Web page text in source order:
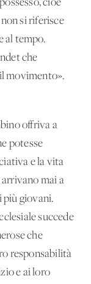
cioè
si riferisce
al tempo.
che
movimento».
offriva a
potesse
e la vita
mai a
più giovani.
succede
che
responsabilità
e ai loro